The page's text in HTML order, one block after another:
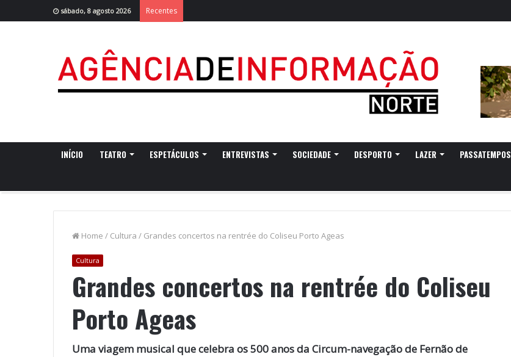
sábado, 8 agosto 2026 Recentes
INÍCIO TEATRO ESPETÁCULOS ENTREVISTAS SOCIEDADE DESPORTO LAZER PASSATEMPOS
Home / Cultura / Grandes concertos na rentrée do Coliseu Porto Ageas
Cultura
Grandes concertos na rentrée do Coliseu
Porto Ageas
Uma viagem musical que celebra os 500 anos da Circum-navegação de Fernão de